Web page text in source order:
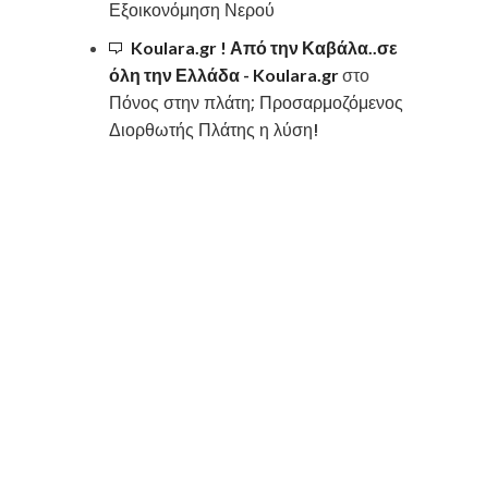
Εξοικονόμηση Νερού
Koulara.gr ! Από την Καβάλα..σε
όλη την Ελλάδα - Koulara.grστο
Πόνος στην πλάτη; Προσαρμοζόμενος
Διορθωτής Πλάτης η λύση!